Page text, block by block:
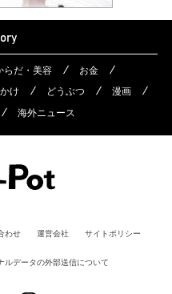
らだ・美容
お金
け どうぶつ
漫画
海外ニュース
わせ 運営会社 サイトポリシー
ルデータの外部送信について